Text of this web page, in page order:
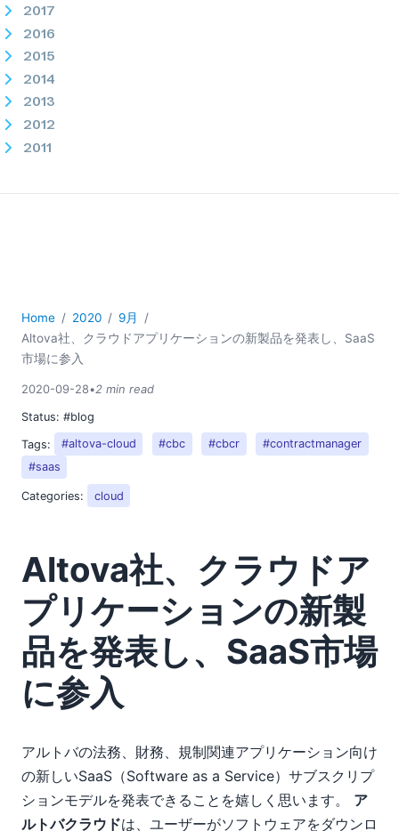
2017
2016
2015
2014
2013
2012
2011
2009
Home 2020
9月
Altova社、クラウドアプリケーションの新製品を発表し、SaaS
市場に参入
2020-09-28•2 min read
Status: #blog
Tags:
#altova-cloud #cbc #cbcr
#contractmanager
#saas
Categories: cloud
Altova社、クラウドア
プリケーションの新製
品を発表し、SaaS市場
に参入
アルトバの法務、財務、規制関連アプリケーション向け
の新しいSaaS（Software as a Service）サブスクリプ
ションモデルを発表できることを嬉しく思います。 ア
ルトバクラウドは、ユーザーがソフトウェアをダウンロ